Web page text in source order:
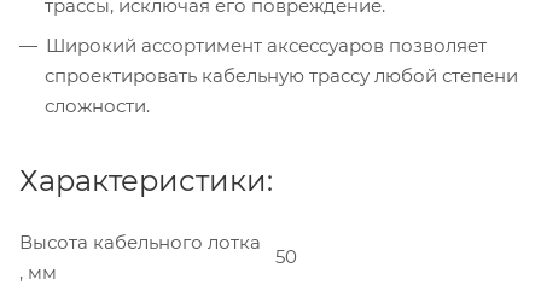
трассы, исключая его повреждение.
Широкий ассортимент аксессуаров позволяет
спроектировать кабельную трассу любой степени
сложности.
Характеристики:
Высота кабельного лотка
, мм
50